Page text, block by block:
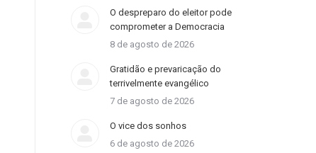
O despreparo do eleitor pode
comprometer a Democracia
8 de agosto de 2026
Gratidão e prevaricação do
terrivelmente evangélico
7 de agosto de 2026
O vice dos sonhos
6 de agosto de 2026